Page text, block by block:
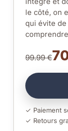
le côté, on
qui évite
99.99 €
✓ Paiement
✓ Retours